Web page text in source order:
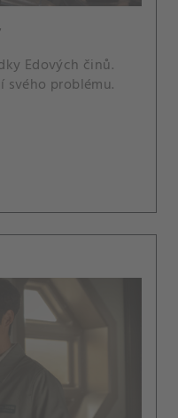
Edových činů.
svého problému.